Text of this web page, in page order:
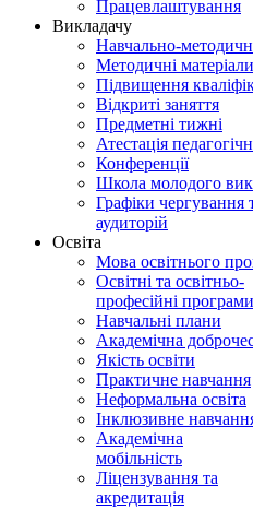
Працевлаштування
Викладачу
Навчально-
Методичні матеріали
Підвищення
Відкриті заняття
Предметні тижні
Атестація
Конференції
Школа молодого
Графіки чергування
аудиторій
Освіта
Мова освітнього
Освітні та освітньо-
професійні програми
Навчальні плани
Академічна
Якість освіти
Практичне навчання
Неформальна освіта
Інклюзивне
Академічна
мобільність
Ліцензування та
акредитація